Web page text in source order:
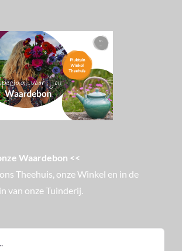
Waardebon <<
Theehuis, onze Winkel en in de
van onze Tuinderij.